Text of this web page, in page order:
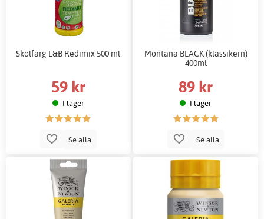
Skolfärg L&B Redimix 500 ml
59 kr
I lager
Se alla
Montana BLACK (klassikern)
400ml
89 kr
I lager
Se alla